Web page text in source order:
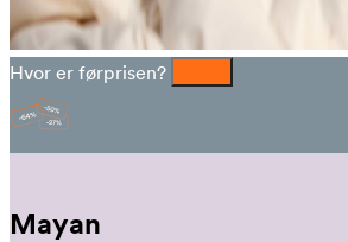
Hvor er førprisen?
Mayan